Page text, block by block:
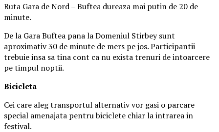
Ruta Gara de Nord – Buftea dureaza mai putin de 20 de
minute.
De la Gara Buftea pana la Domeniul Stirbey sunt
aproximativ 30 de minute de mers pe jos. Participantii
trebuie insa sa tina cont ca nu exista trenuri de intoarcere
pe timpul noptii.
Bicicleta
Cei care aleg transportul alternativ vor gasi o parcare
special amenajata pentru biciclete chiar la intrarea in
festival.